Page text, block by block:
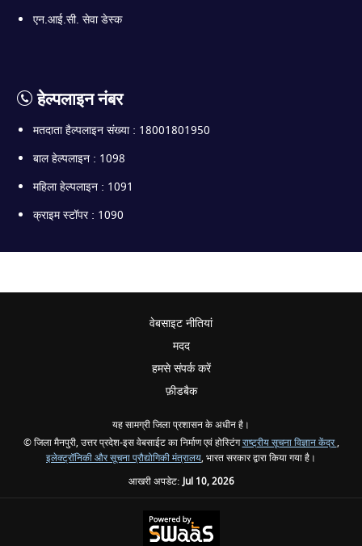
एन.आई.सी. सेवा डेस्क
हेल्पलाइन नंबर
मतदाता हैल्पलाइन संख्या : 18001801950
बाल हेल्पलाइन : 1098
महिला हेल्पलाइन : 1091
क्राइम स्टॉपर : 1090
वेबसाइट नीतियां
मदद
हमसे संपर्क करें
फ़ीडबैक
यह सामग्री जिला प्रशासन के अधीन है।
© जिला मैनपुरी, उत्तर प्रदेश-इस वेबसाईट का निर्माण एवं होस्टिंगराष्ट्रीय सूचना विज्ञान केंद्र,
इलेक्ट्रॉनिकी और सूचना प्रौद्योगिकी मंत्रालय, भारत सरकार द्वारा किया गया है।
आखरी अपडेट:Jul 10, 2026